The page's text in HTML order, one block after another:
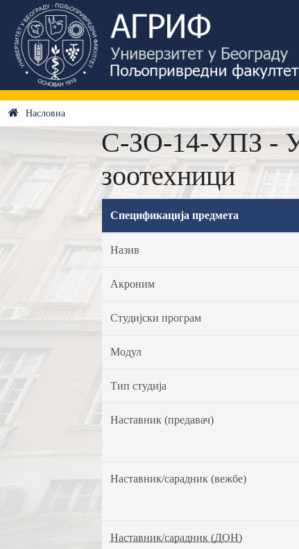
Насловна
C-ЗО-14-УПЗ -
зоотехници
Спецификација предмета
Назив
Акроним
Студијски програм
Модул
Тип студија
Наставник (предавач)
Наставник/сарадник (вежбе)
Наставник/сарадник (ДОН)